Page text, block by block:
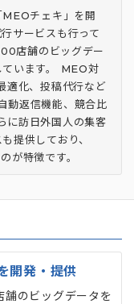
チェキ」を開
サービスも行って
店舗のビッグデー
います。 MEO対
適化、投稿代行など
動返信機能、競合比
に訪日外国人の集客
提供しており、
が特徴です。
開発・提供
のビッグデータを